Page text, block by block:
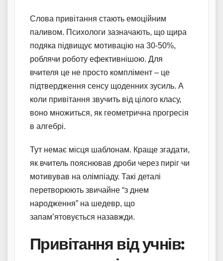
Слова привітання стають емоційним
паливом. Психологи зазначають, що щира
подяка підвищує мотивацію на 30-50%,
роблячи роботу ефективнішою. Для
вчителя це не просто комплімент – це
підтвердження сенсу щоденних зусиль. А
коли привітання звучить від цілого класу,
воно множиться, як геометрична прогресія
в алгебрі.
Тут немає місця шаблонам. Краще згадати,
як вчитель пояснював дроби через пиріг чи
мотивував на олімпіаду. Такі деталі
перетворюють звичайне “з днем
народження” на шедевр, що
запам’ятовується назавжди.
Привітання від учнів: